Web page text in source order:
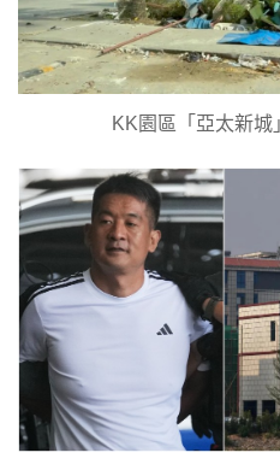
KK園區「亞太新城